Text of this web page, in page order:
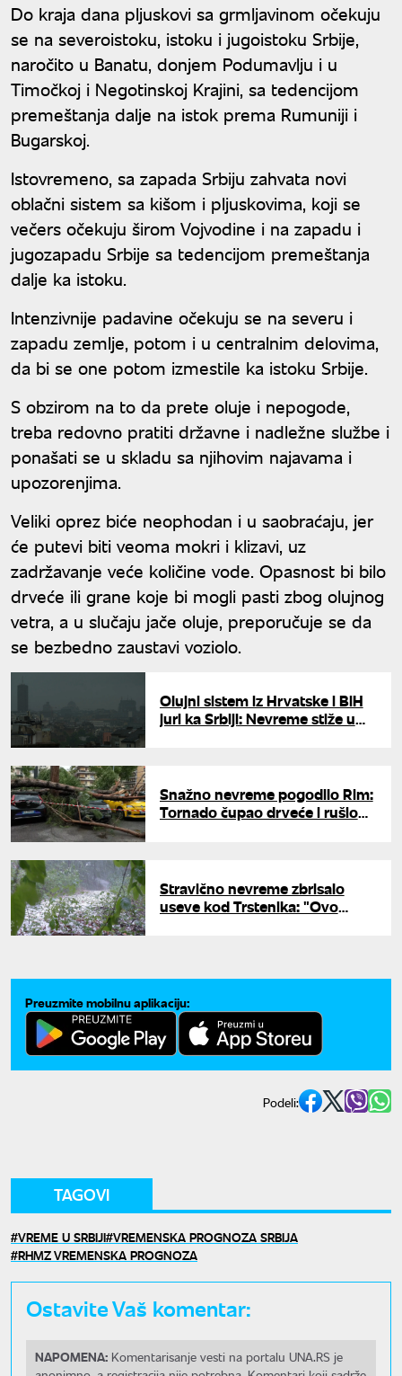
Do kraja dana pljuskovi sa grmljavinom očekuju
se na severoistoku, istoku i jugoistoku Srbije,
naročito u Banatu, donjem Podumavlju i u
Timočkoj i Negotinskoj Krajini, sa tedencijom
premeštanja dalje na istok prema Rumuniji i
Bugarskoj.
Istovremeno, sa zapada Srbiju zahvata novi
oblačni sistem sa kišom i pljuskovima, koji se
večers očekuju širom Vojvodine i na zapadu i
jugozapadu Srbije sa tedencijom premeštanja
dalje ka istoku.
Intenzivnije padavine očekuju se na severu i
zapadu zemlje, potom i u centralnim delovima,
da bi se one potom izmestile ka istoku Srbije.
S obzirom na to da prete oluje i nepogode,
treba redovno pratiti državne i nadležne službe i
ponašati se u skladu sa njihovim najavama i
upozorenjima.
Veliki oprez biće neophodan i u saobraćaju, jer
će putevi biti veoma mokri i klizavi, uz
zadržavanje veće količine vode. Opasnost bi bilo
drveće ili grane koje bi mogli pasti zbog olujnog
vetra, a u slučaju jače oluje, preporučuje se da
se bezbedno zaustavi voziolo.
Olujni sistem iz Hrvatske i BiH
juri ka Srbiji: Nevreme stiže u
Snažno nevreme pogodilo Rim:
Tornado čupao drveće i rušio
Stravično nevreme zbrisalo
useve kod Trstenika: "Ovo
Preuzmite mobilnu aplikaciju:
Podeli:
TAGOVI
VREME U SRBIJI VREMENSKA PROGNOZA SRBIJA
RHMZ VREMENSKA PROGNOZA
Ostavite Vaš komentar:
NAPOMENA: Komentarisanje vesti na portalu UNA.RS je